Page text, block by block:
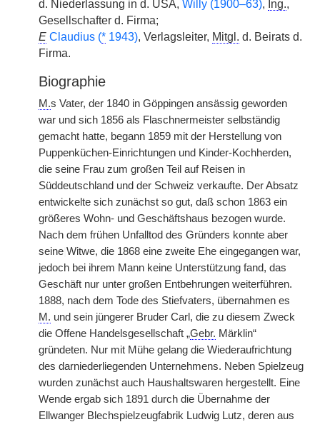
d. Niederlassung in d. USA, Willy (1900–63), Ing.,
Gesellschafter d. Firma;
E Claudius (* 1943), Verlagsleiter, Mitgl. d. Beirats d.
Firma.
Biographie
M.s Vater, der 1840 in Göppingen ansässig geworden
war und sich 1856 als Flaschnermeister selbständig
gemacht hatte, begann 1859 mit der Herstellung von
Puppenküchen-Einrichtungen und Kinder-Kochherden,
die seine Frau zum großen Teil auf Reisen in
Süddeutschland und der Schweiz verkaufte. Der Absatz
entwickelte sich zunächst so gut, daß schon 1863 ein
größeres Wohn- und Geschäftshaus bezogen wurde.
Nach dem frühen Unfalltod des Gründers konnte aber
seine Witwe, die 1868 eine zweite Ehe eingegangen war,
jedoch bei ihrem Mann keine Unterstützung fand, das
Geschäft nur unter großen Entbehrungen weiterführen.
1888, nach dem Tode des Stiefvaters, übernahmen es
M. und sein jüngerer Bruder Carl, die zu diesem Zweck
die Offene Handelsgesellschaft „Gebr. Märklin“
gründeten. Nur mit Mühe gelang die Wiederaufrichtung
des darniederliegenden Unternehmens. Neben Spielzeug
wurden zunächst auch Haushaltswaren hergestellt. Eine
Wende ergab sich 1891 durch die Übernahme der
Ellwanger Blechspielzeugfabrik Ludwig Lutz, deren aus